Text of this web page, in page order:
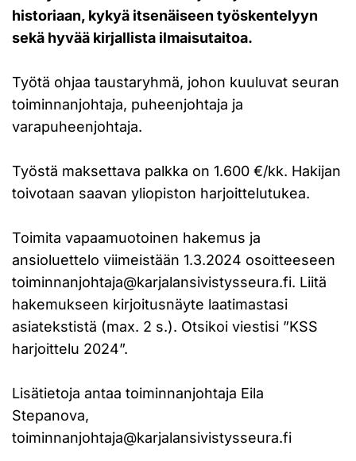
historiaan, kykyä itsenäiseen työskentelyyn
sekä hyvää kirjallista ilmaisutaitoa.
Työtä ohjaa taustaryhmä, johon kuuluvat seuran
toiminnanjohtaja, puheenjohtaja ja
varapuheenjohtaja.
Työstä maksettava palkka on 1.600 €/kk. Hakijan
toivotaan saavan yliopiston harjoittelutukea.
Toimita vapaamuotoinen hakemus ja
ansioluettelo viimeistään 1.3.2024 osoitteeseen
toiminnanjohtaja@karjalansivistysseura.fi. Liitä
hakemukseen kirjoitusnäyte laatimastasi
asiatekstistä (max. 2 s.). Otsikoi viestisi ”KSS
harjoittelu 2024”.
Lisätietoja antaa toiminnanjohtaja Eila
Stepanova,
toiminnanjohtaja@karjalansivistysseura.fi